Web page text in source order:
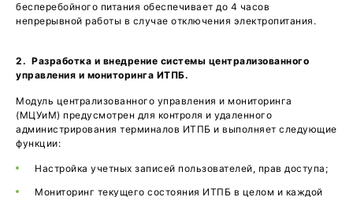
бесперебойного питания обеспечивает до 4 часов
непрерывной работы в случае отключения электропитания.
2. Разработка и внедрение системы централизованного
управления и мониторинга ИТПБ.
Модуль централизованного управления и мониторинга
(МЦУиМ) предусмотрен для контроля и удаленного
администрирования терминалов ИТПБ и выполняет следующие
функции:
Настройка учетных записей пользователей, прав доступа;
Мониторинг текущего состояния ИТПБ в целом и каждой